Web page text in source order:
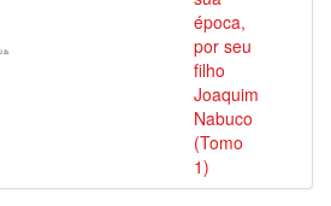
época,
por seu
filho
Joaquim
Nabuco
(Tomo
1)